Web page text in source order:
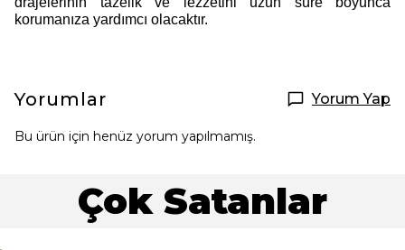
korumanıza yardımcı olacaktır.
Yorumlar Yorum Yap
Bu ürün için henüz yorum yapılmamış.
Çok Satanlar